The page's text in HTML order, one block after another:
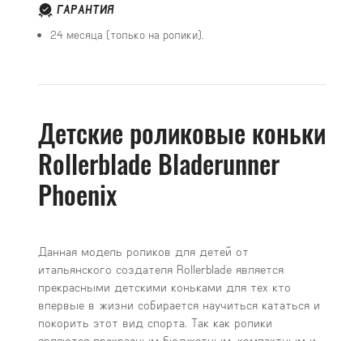
ГАРАНТИЯ
24 месяца (только на ролики).
Детские роликовые коньки
Rollerblade Bladerunner
Phoenix
Данная модель роликов для детей от
итальянского создателя Rollerblade является
прекрасными детскими коньками для тех кто
впервые в жизни собирается научиться кататься и
покорить этот вид спорта. Так как ролики